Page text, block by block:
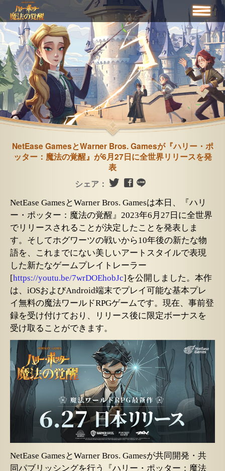
NetEase GamesとWarner Bros. Gamesが『ハリー・ポ
ッター：魔法の覚醒』が6月27日に全世界リリースを発
表
シェア：
NetEase GamesとWarner Bros. Gamesは本日、『ハリ
ー・ポッター：魔法の覚醒』2023年6月27日に全世界
でリリースされることが決定したことを発表しま
す。そしてホグワーツの戦いから10年後の新たな物
語を、これまでにない美しいアートスタイルで表現
した新たなゲームプレイトレーラー
[https://youtu.be/7wrDOEhobJc]を公開しました。本作
は、iOSおよびAndroid端末でプレイ可能な基本プレ
イ無料の魔法ワールドRPGゲームです。現在、事前登
録を受け付けており、リリース後に限定ボーナスを
受け取ることができます。
NetEase GamesとWarner Bros. Gamesが共同開発・共
同パブリッシングを行う『ハリー・ポッター：魔法